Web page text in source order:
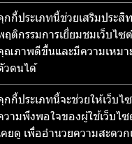
กกี้ประเภทนี้ช่วยเสริมประ
ฤติกรรมการเยี่ยมชมเว็บไ
ณภาพดีขึ้นและมีความเหมา
วตนได้
กกี้ประเภทนี้จะช่วยให้เว็บ
วามพึงพอใจของผู้ใช้เว็บไ
คยดู เพื่ออำนวยความสะดว